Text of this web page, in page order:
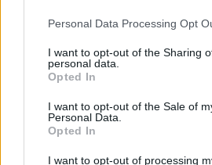
Personal Data Processing Opt
I want to opt-out of the Sharing
personal data.
Opted In
I want to opt-out of the Sale of
Personal Data.
Opted In
I want to opt-out of processing